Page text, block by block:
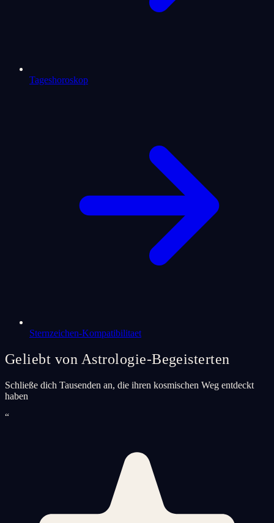
Tageshoroskop
Sternzeichen-Kompatibilitaet
Geliebt von Astrologie-Begeisterten
Schließe dich Tausenden an, die ihren kosmischen Weg entdeckt
haben
“